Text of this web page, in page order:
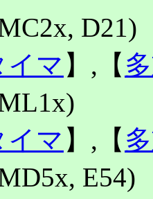
イマ 】,【
イマ 】,【